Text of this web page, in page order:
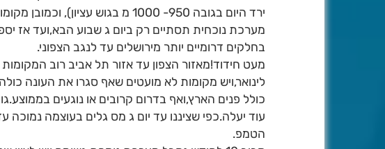
ירד היום בגובה 950- 1000 מ בגוש עציון), וכמובן מקומות בצפון שראו ועוד יראו את הפתיתים השבוע.
מערכת נוכחית תסתיים רק ביום ג שבוע הבא,ועד אז
בחלקים דרומיים יותר מירושלים עד לנגב הצפוני.
לינואר,ויש מקומות לא מועטים שאף סגרו את העונה
עוד יעלה.כפי שציננו עד יום ג מס גלים בעוצמה נמוכה
הטמפ.